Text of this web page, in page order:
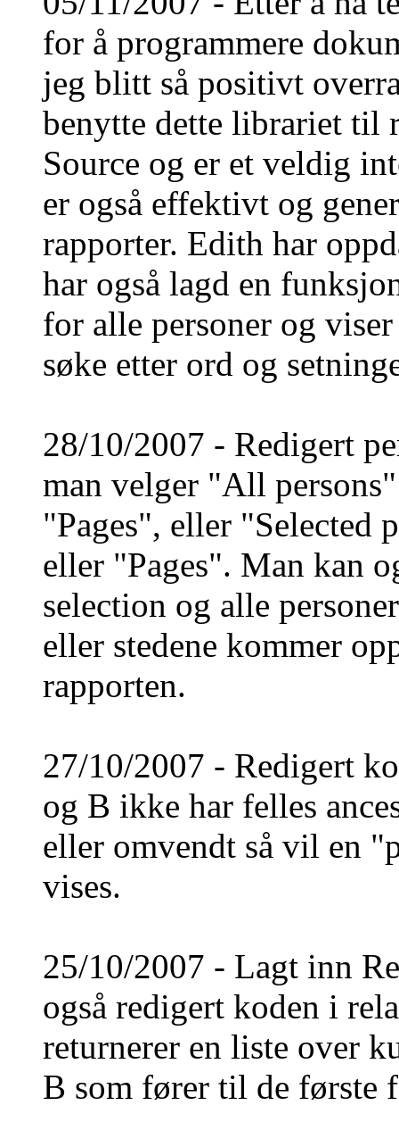
for å programmere
jeg blitt så positivt
benytte dette librariet til
Source og er et veldig
er også effektivt og
rapporter. Edith har
har også lagd en
for alle personer og
søke etter ord og
28/10/2007 - Redigert
man velger "All
"Pages", eller "Selected
eller "Pages". Man kan
selection og alle
eller stedene kommer
rapporten.
27/10/2007 - Redigert
og B ikke har felles
eller omvendt så vil en
vises.
25/10/2007 - Lagt inn
også redigert koden i
returnerer en liste over
B som fører til de første